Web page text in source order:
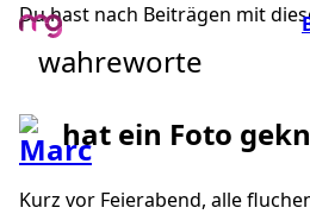
Du hast nach Beiträgen mit
wahreworte
hat ein Foto
Kurz vor Feierabend, alle